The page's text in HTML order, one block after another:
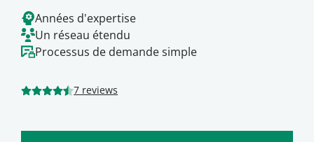
Années d'expertise
Un réseau étendu
Processus de demande simple
7 reviews